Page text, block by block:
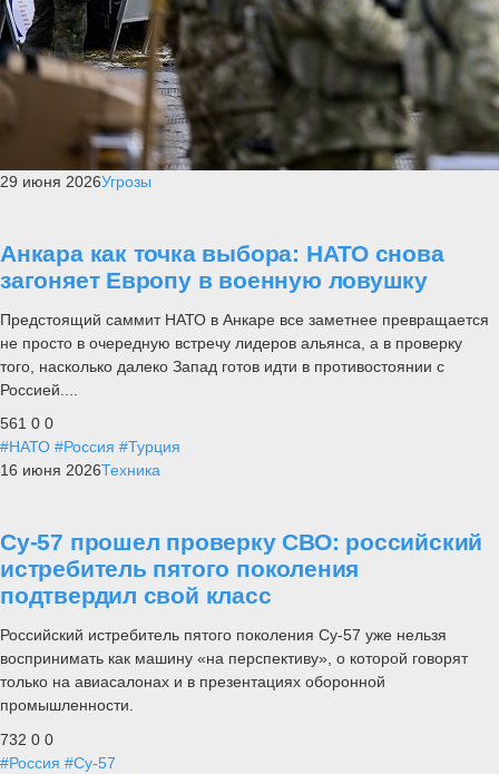
29 июня 2026Угрозы
Анкара как точка выбора: НАТО снова
загоняет Европу в военную ловушку
Предстоящий саммит НАТО в Анкаре все заметнее превращается
не просто в очередную встречу лидеров альянса, а в проверку
того, насколько далеко Запад готов идти в противостоянии с
Россией....
561 0 0
#НАТО #Россия #Турция
16 июня 2026Техника
Су-57 прошел проверку СВО: российский
истребитель пятого поколения
подтвердил свой класс
Российский истребитель пятого поколения Су-57 уже нельзя
воспринимать как машину «на перспективу», о которой говорят
только на авиасалонах и в презентациях оборонной
промышленности.
732 0 0
#Россия #Су-57